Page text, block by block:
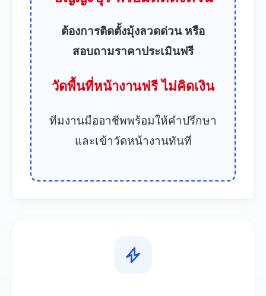
ต้องการติดตั้งมุ้งลวดด่วน หรือ
สอบถามราคาประเมินฟรี
วัดพื้นที่หน้างานฟรี ไม่คิดเงิน
ทีมงานมืออาชีพพร้อมให้คำปรึกษา
และเข้าวัดหน้างานทันที